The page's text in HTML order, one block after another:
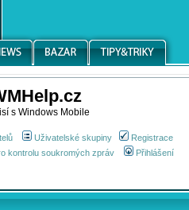
s Windows Mobile
Uživatelské skupiny
Registrace
kontrolu soukromých zpráv Přihlášení